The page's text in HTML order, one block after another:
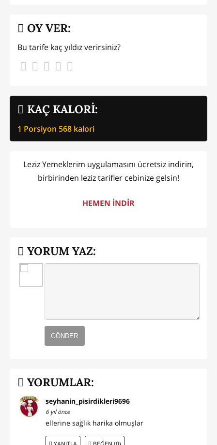
KAÇ KALORİ:
1 Porsiyon 568 kalori
OY VER:
Bu tarife kaç yıldız verirsiniz?
Leziz Yemeklerim uygulamasını ücretsiz indirin,
birbirinden leziz tarifler cebinize gelsin!
HEMEN İNDİR
YORUM YAZ:
GÖNDER
YORUMLAR:
seyhanin_pisirdikleri9696
6 yıl önce
ellerine sağlık harika olmuşlar